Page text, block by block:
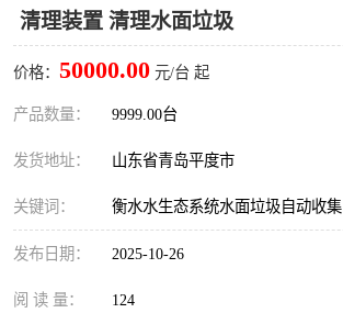
清理装置 清理水面垃圾
价格： 50000.00 元/台 起
产品数量： 9999.00台
发货地址： 山东省青岛平度市
关键词： 衡水水生态系统水面垃圾自动收集
发布日期： 2025-10-26
阅 读 量： 124
真空冲洗设备
水平自清洗格栅